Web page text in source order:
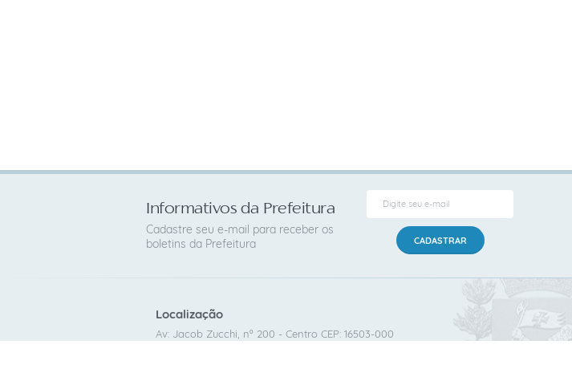
Informativos da Prefeitura
Cadastre seu e-mail para receber os
boletins da Prefeitura
CADASTRAR
Localização
Av: Jacob Zucchi, nº 200 - Centro CEP: 16503‐000